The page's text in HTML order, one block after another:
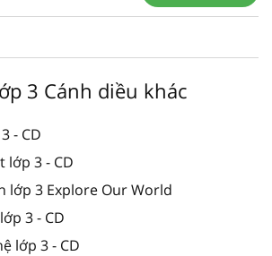
3 Cánh diều khác
- CD
lớp 3 - CD
lớp 3 Explore Our World
3 - CD
lớp 3 - CD